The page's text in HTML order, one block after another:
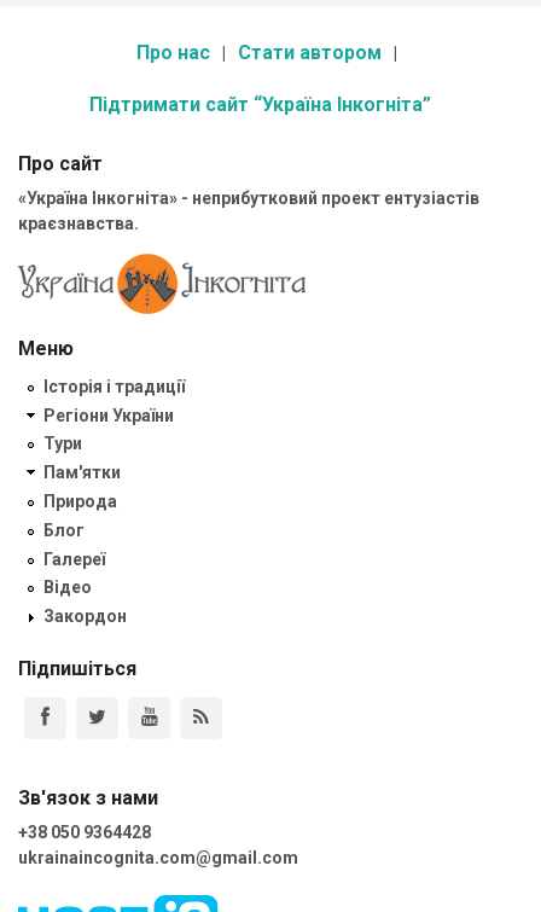
Про нас Стати автором
Підтримати сайт “Україна Інкогніта”
Про сайт
«Україна Інкогніта» - неприбутковий проект ентузіастів
краєзнавства.
Меню
Історія і традиції
Регіони України
Тури
Пам'ятки
Природа
Блог
Галереї
Відео
Закордон
Підпишіться
Зв'язок з нами
+38 050 9364428
ukrainaincognita.com@gmail.com